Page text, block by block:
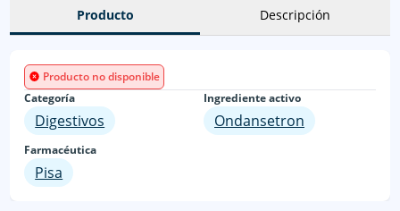
Producto Descripción
Producto no disponible
Categoría
Digestivos
Ingrediente activo
Ondansetron
Farmacéutica
Pisa